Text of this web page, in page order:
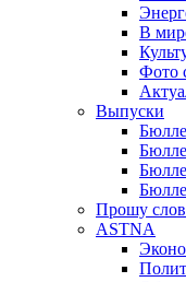
В
Фото
Выпуски
Прошу
ASTNA